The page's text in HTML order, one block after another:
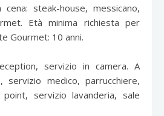
steak-house, messicano,
Età minima richiesta per
Gourmet: 10 anni.
servizio in camera. A
servizio medico, parrucchiere,
servizio lavanderia, sale